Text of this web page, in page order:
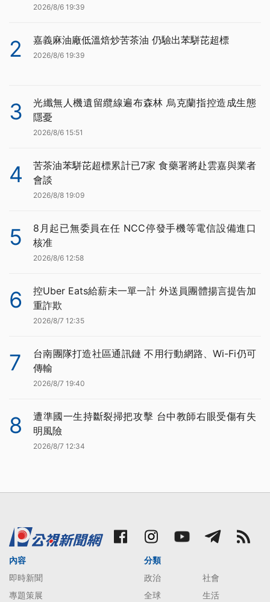
2026/8/6 19:39
2 嘉義麻油廠低溫焙炒苦茶油 仍驗出苯駢芘超標
2026/8/6 19:39
3
光纖無人機遺留纜線遍布森林 烏克蘭指控造成生態
隱憂
2026/8/6 15:51
4
苦茶油苯駢芘超標累計已7家 食藥署將赴雲嘉與業者
會談
2026/8/8 19:09
5
8月起已無委員在任 NCC停發手機等電信設備進口
核准
2026/8/6 12:58
6
控Uber Eats給薪未一單一計 外送員團體揚言提告加
重詐欺
2026/8/7 12:35
7
台南團隊打造社區通訊鏈 不用行動網路、Wi-Fi仍可
傳輸
2026/8/7 19:40
8
遭準國一生持斷裂掃把攻擊 台中教師右眼受傷有失
明風險
2026/8/7 12:34
內容
即時新聞
專題策展
分類
政治
社會
全球
生活